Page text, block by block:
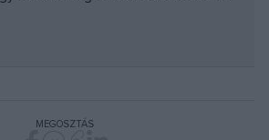
MEGOSZTÁS